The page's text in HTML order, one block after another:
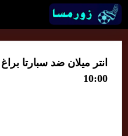
انتر ميلان ضد سبارتا
10:00